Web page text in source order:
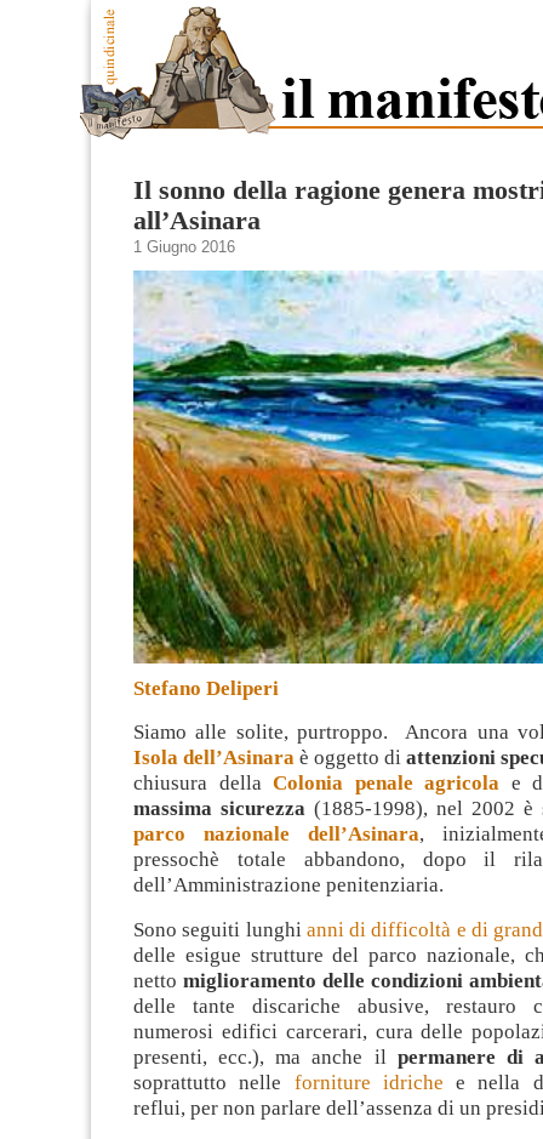
Il sonno della ragione genera
all’Asinara
1 Giugno 2016
Stefano Deliperi
Siamo alle solite, purtroppo. Ancora una
Isola dell’Asinara è oggetto di attenzioni
chiusura della Colonia penale agricola e
massima sicurezza (1885-1998), nel 2002
parco nazionale dell’Asinara,
pressochè totale abbandono, dopo il
dell’Amministrazione penitenziaria.
Sono seguiti lunghi anni di difficoltà e di
delle esigue strutture del parco nazionale,
netto miglioramento delle condizioni
delle tante discariche abusive, restauro
numerosi edifici carcerari, cura delle
presenti, ecc.), ma anche il permanere di
soprattutto nelle forniture idriche e nella
reflui, per non parlare dell’assenza di un